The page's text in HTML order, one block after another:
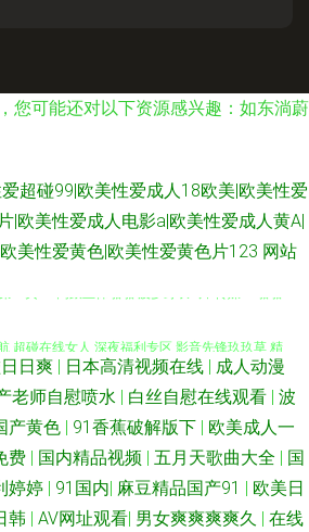
您可能还对以下资源感兴趣：如东淌蔚
超碰99|欧美性爱成人18欧美|欧美性爱
|欧美性爱成人电影a|欧美性爱成人黄A|
美性爱黄色|欧美性爱黄色片123 网站
一页 91高跟丝袜啪啪 波多野衣A片 传媒91啪啪
超碰在线女人 深夜福利专区 影音先锋玖玖草 精
幕 丰满熟妇大乳做爰 99人与兽 91网站网址 激情
禁无遮挡 国产91看 婷婷基地qvod 午夜性爱影
洲 天天肏屄网站 日韩无码剧场 欧美色色综合图
日爽 | 日本高清视频在线 | 成人动漫
老师自慰喷水 | 白丝自慰在线观看 | 波
产黄色 | 91香蕉破解版下 | 欧美成人一
费 | 国内精品视频 | 五月天歌曲大全 | 国
婷婷 | 91国内| 麻豆精品国产91 | 欧美日
韩 | AV网址观看| 男女爽爽爽爽久 | 在线